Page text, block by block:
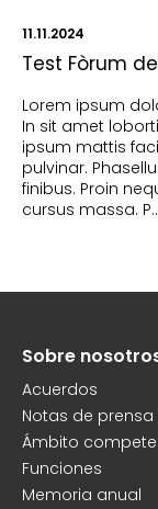
11.11.2024
Test Fòrum
Lorem ipsum
In sit amet
ipsum mattis
pulvinar.
finibus. Proin
cursus massa.
Peu
Sobre
Acuerdos
Notas de prensa
Ámbito
Funciones
Memoria anual